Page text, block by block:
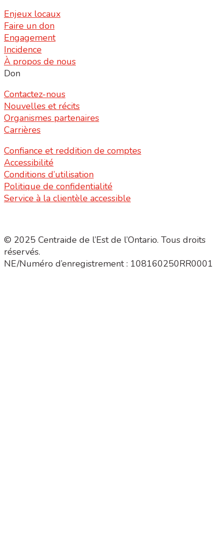
Enjeux locaux
Faire un don
Engagement
Incidence
À propos de nous
Don
Contactez-nous
Nouvelles et récits
Organismes partenaires
Carrières
Confiance et reddition de comptes
Accessibilité
Conditions d’utilisation
Politique de confidentialité
Service à la clientèle accessible
© 2025 Centraide de l’Est de l’Ontario. Tous droits
réservés.
NE/Numéro d’enregistrement : 108160250RR0001